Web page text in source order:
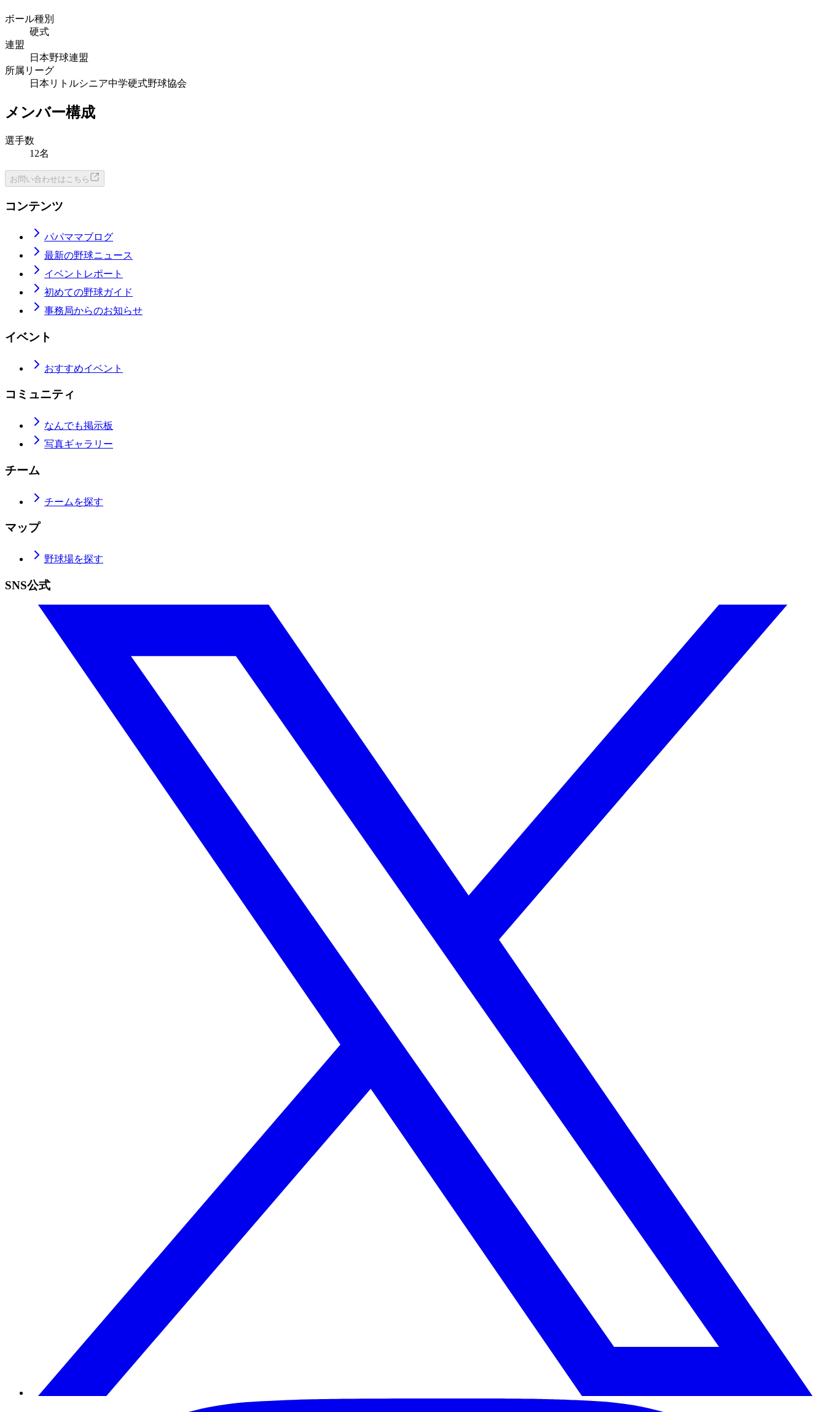
ボール種別
硬式
連盟
日本野球連盟
所属リーグ
日本リトルシニア中学硬式野球協会
メンバー構成
選手数
12名
お問い合わせはこちら
コンテンツ
パパママブログ
最新の野球ニュース
イベントレポート
初めての野球ガイド
事務局からのお知らせ
イベント
おすすめイベント
コミュニティ
なんでも掲示板
写真ギャラリー
チーム
チームを探す
マップ
野球場を探す
SNS公式